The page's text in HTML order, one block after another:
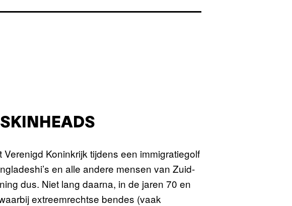
Koninkrijk tijdens een immigratiegolf
en alle andere mensen van Zuid-
dus. Niet lang daarna, in de jaren 70 en
extreemrechtse bendes (vaak